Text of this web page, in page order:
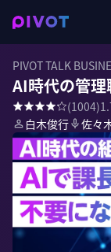
PIVOT TALK
AI時代の管
(1004)
白木俊行
佐々